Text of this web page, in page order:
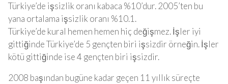
Türkiye’de işsizlik oranı kabaca %10’dur. 2005’ten bu
yana ortalama işsizlik oranı %10.1.
Türkiye’de kural hemen hemen hiç değişmez. İşler iyi
gittiğinde Türkiye’de 5 gençten biri işsizdir örneğin. İşler
kötü gittiğinde ise 4 gençten biri işsizdir.
2008 başından bugüne kadar geçen 11 yıllık süreçte